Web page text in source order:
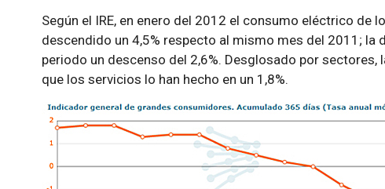
Según el IRE, en enero del 2012 el consumo eléctrico de
descendido un 4,5% respecto al mismo mes del 2011; la
periodo un descenso del 2,6%. Desglosado por sectores,
que los servicios lo han hecho en un 1,8%.